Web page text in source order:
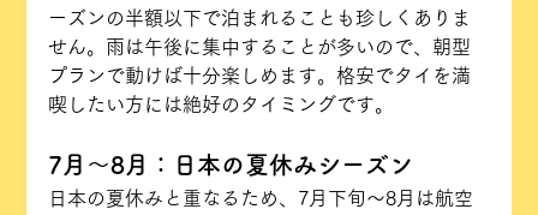
ーズンの半額以下で泊まれることも珍しくありま
せん。雨は午後に集中することが多いので、朝型
プランで動けば十分楽しめます。格安でタイを満
喫したい方には絶好のタイミングです。
7月〜8月：日本の夏休みシーズン
日本の夏休みと重なるため、7月下旬〜8月は航空